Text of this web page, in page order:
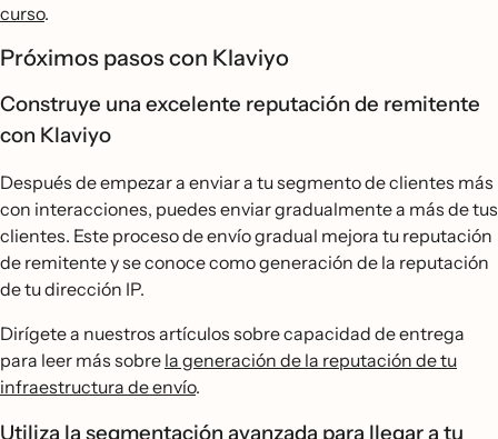
curso.
Próximos pasos con Klaviyo
Construye una excelente reputación de remitente
con Klaviyo
Después de empezar a enviar a tu segmento de clientes más
con interacciones, puedes enviar gradualmente a más de tus
clientes. Este proceso de envío gradual mejora tu reputación
de remitente y se conoce como generación de la reputación
de tu dirección IP.
Dirígete a nuestros artículos sobre capacidad de entrega
para leer más sobre la generación de la reputación de tu
infraestructura de envío.
Utiliza la segmentación avanzada para llegar a tu